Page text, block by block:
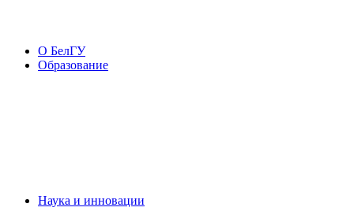
О БелГУ
Образование
Наука и инновации